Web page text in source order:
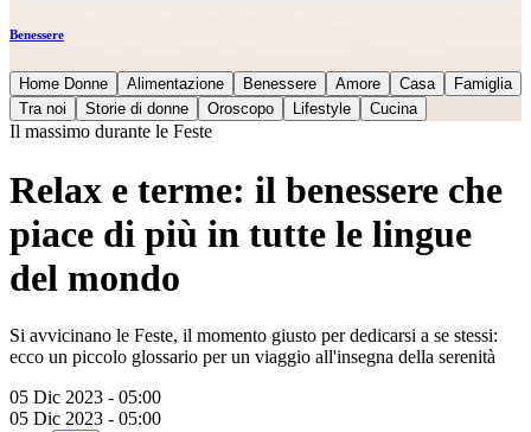
Benessere
Home Donne Alimentazione Benessere Amore Casa
Famiglia
Tra noi
Storie di donne Oroscopo Lifestyle Cucina
Il massimo durante le Feste
Relax e terme: il benessere che
piace di più in tutte le lingue
del mondo
Si avvicinano le Feste, il momento giusto per dedicarsi a se stessi:
ecco un piccolo glossario per un viaggio all'insegna della serenità
05 Dic 2023 - 05:00
05 Dic 2023 - 05:00